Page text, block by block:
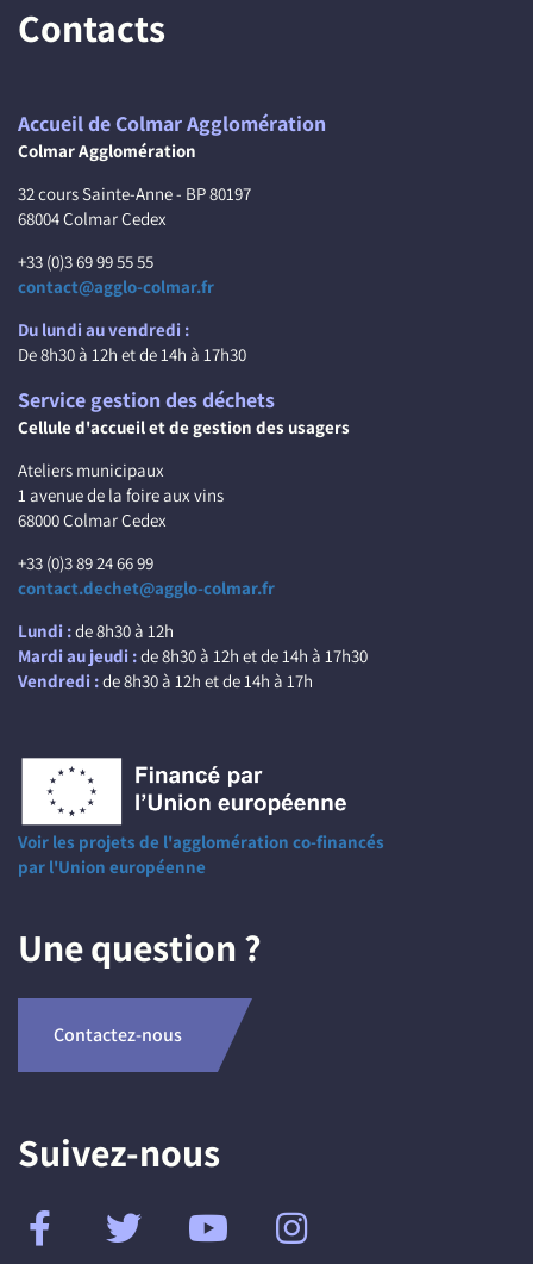
Contacts
Accueil de Colmar Agglomération
Colmar Agglomération
32 cours Sainte-Anne - BP 80197
68004 Colmar Cedex
+33 (0)3 69 99 55 55
contact@agglo-colmar.fr
Du lundi au vendredi :
De 8h30 à 12h et de 14h à 17h30
Service gestion des déchets
Cellule d'accueil et de gestion des usagers
Ateliers municipaux
1 avenue de la foire aux vins
68000 Colmar Cedex
+33 (0)3 89 24 66 99
contact.dechet@agglo-colmar.fr
Lundi :de 8h30 à 12h
Mardi au jeudi :de 8h30 à 12h et de 14h à 17h30
Vendredi :de 8h30 à 12h et de 14h à 17h
Voir les projets de l'agglomération co-financés
par l'Union européenne
Une question ?
Contactez-nous
Suivez-nous